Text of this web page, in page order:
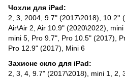
Чохли для iPad:
2, 3, 2004, 9.7" (2017\2018), 10.2''
Air\Air 2, Air 10.9" (2020\2022),
mini 5, Pro 9.7", Pro 10.5" (2017),
Pro 12.9" (2017), Mini 6
Захисне скло для iPad:
2, 3, 4, 9.7" (2017\2018), mini 1, 2,